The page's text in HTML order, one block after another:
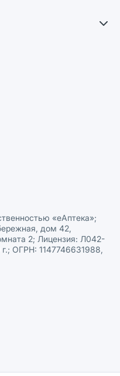
персональных данных
«еАптека»;
дом 42,
2; Лицензия: Л042-
ОГРН: 1147746631988,